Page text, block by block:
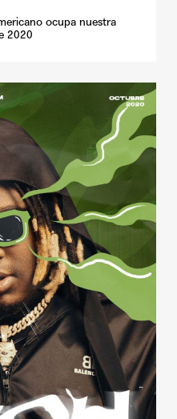
ocupa nuestra
2020